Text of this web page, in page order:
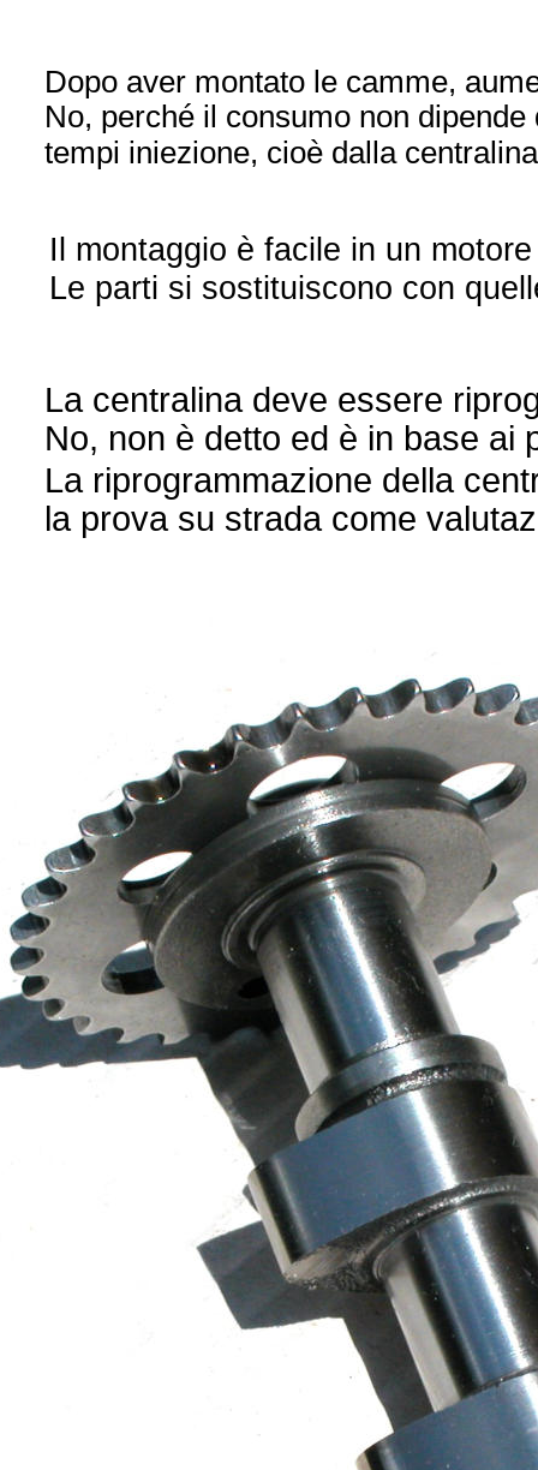
Dopo aver montato le camme,
No, perché il consumo non
tempi iniezione, cioè dalla
Il montaggio è facile in un
Le parti si sostituiscono con
La centralina deve essere
No, non è detto ed è in base ai
La riprogrammazione della
la prova su strada come